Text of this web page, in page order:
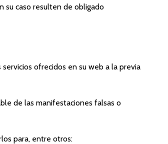
su caso resulten de obligado
ofrecidos en su web a la previa
de las manifestaciones falsas o
para, entre otros: